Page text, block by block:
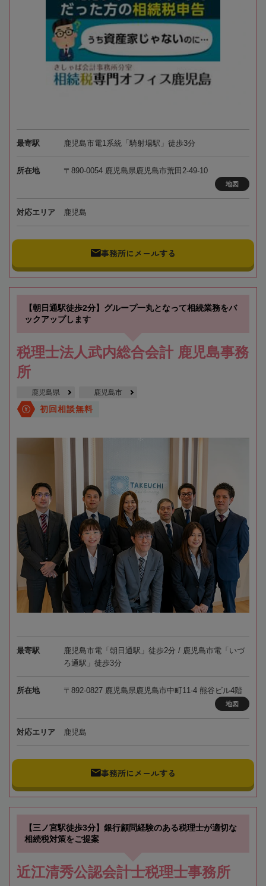
最寄駅 鹿児島市電1系統「騎射場駅」徒歩3分
所在地 〒890-0054 鹿児島県鹿児島市荒田2-49-10
地図
対応エリア 鹿児島
事務所にメールする
【朝日通駅徒歩2分】グループ一丸となって相続業務をバ
ックアップします
税理士法人武内総合会計 鹿児島事務
所
鹿児島県 鹿児島市
初回相談無料
最寄駅
鹿児島市電「朝日通駅」徒歩2分 / 鹿児島市電「いづ
ろ通駅」徒歩3分
所在地 〒892-0827 鹿児島県鹿児島市中町11-4 熊谷ビル4階
地図
対応エリア 鹿児島
事務所にメールする
【三ノ宮駅徒歩3分】銀行顧問経験のある税理士が適切な
相続税対策をご提案
近江清秀公認会計士税理士事務所